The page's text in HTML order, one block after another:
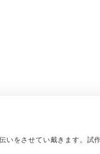
いをさせてい戴きます。試